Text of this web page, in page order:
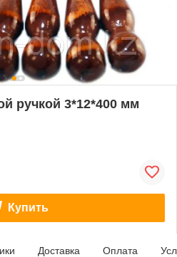
ручкой 3*12*400 мм
Купить
Доставка Оплата